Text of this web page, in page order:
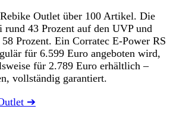
Outlet über 100 Artikel. Die
rund 43 Prozent auf den UVP und
Prozent. Ein Corratec E-Power RS
für 6.599 Euro angeboten wird,
für 2.789 Euro erhältlich –
vollständig garantiert.
➔